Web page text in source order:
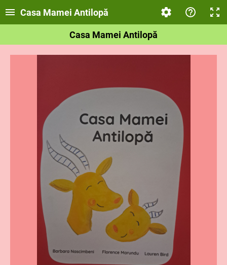
Casa Mamei Antilopă
Casa Mamei Antilopă